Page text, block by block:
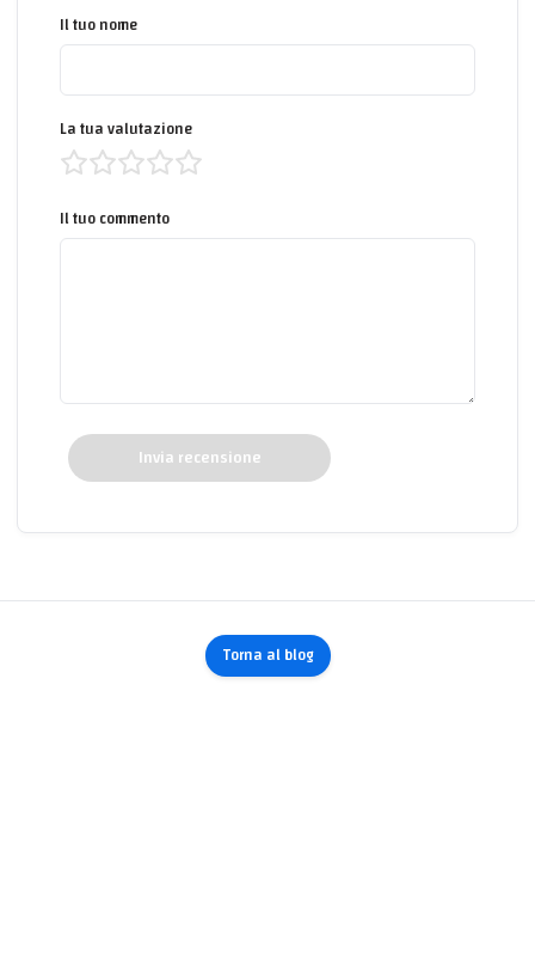
Il tuo nome
La tua valutazione
Il tuo commento
Invia recensione
Torna al blog